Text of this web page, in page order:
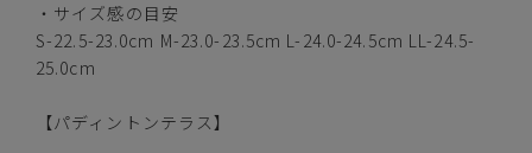
在庫切れ
M(23.0-23.5cm)
・サイズ感の目安
S-22.5-23.0cm M-23.0-23.5cm L-24.0-24.5cm LL-24.5-
25.0cm
【パディントンテラス】